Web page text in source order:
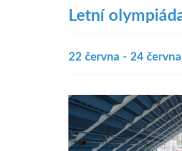
Letní
22 června - 24 června